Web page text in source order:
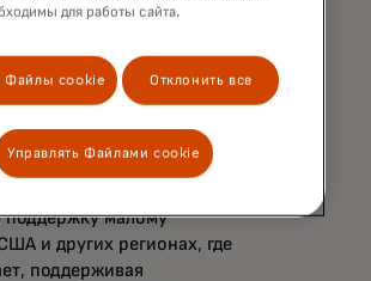
на эпидемию COVID-
методов лечения
по всему миру.
выделила 250 миллионов
финансовую,
поддержку малому
и других регионах, где
поддерживая
для работы сайта.
Файлы cookie Отклонить все
Управлять Файлами cookie